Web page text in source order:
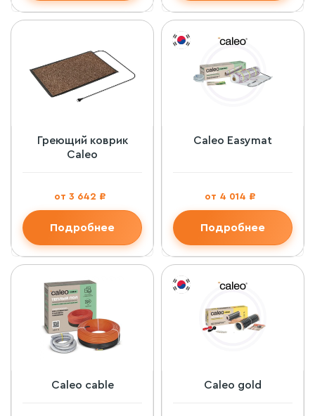
Греющий коврик
Caleo
от 3 642 ₽
Подробнее
Caleo Easymat
от 4 014 ₽
Подробнее
Caleo cable Caleo gold